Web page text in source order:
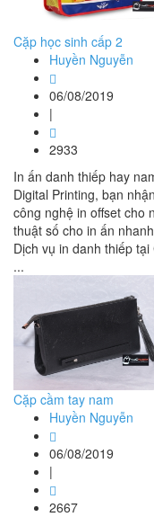
Cặp học sinh cấp 2
Huyền Nguyễn
06/08/2019
|
2933
In ấn danh thiếp hay
Digital Printing, bạn
công nghệ in offset cho
thuật số cho in ấn
Dịch vụ in danh thiếp
...
Cặp cầm tay nam
Huyền Nguyễn
06/08/2019
|
2667